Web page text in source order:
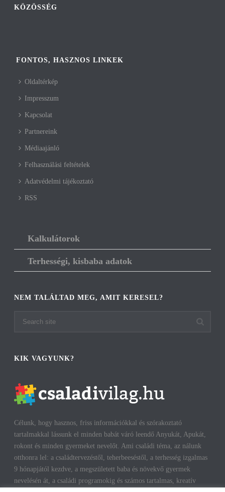
KÖZÖSSÉG
FONTOS, HASZNOS LINKEK
Oldaltérkép
Impresszum
Kapcsolat
Partnereink
Médiaajánló
Felhasználási feltételek
Adatvédelmi tájékoztató
RSS
Kalkulátorok
Terhességi, kisbaba adatok
NEM TALÁLTAD MEG, AMIT KERESEL?
KIK VAGYUNK?
Célunk, hogy hasznos, friss információkkal és szórakoztató
tartalmakkal lássunk el minden babát váró leendő Anyukát, Apukát,
rokont és minden gyermeket nevelőt. Ami családi téma, az nálunk
otthonra lel: a családtervezéstől, teherbeeséstől, a terhesség izgalmas
9 hónapjától kezdve, a megszületett baba és növekvő gyermek
nevelésén át, a családi programokig és számos tartalmas, kreatív